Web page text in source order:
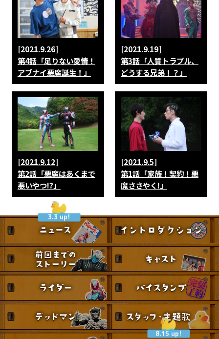
[2021.9.26]
第4話「足りない愛情！
アブナイ悪魔誕生！」
[2021.9.19]
第3話「人質トラブル、
どうする兄弟！？」
[2021.9.12]
第2話「悪魔はあくまで
悪いやつ!?」
[2021.9.5]
第1話「家族！契約！悪
魔ささやく!」
3.3 up!
8.15 up!